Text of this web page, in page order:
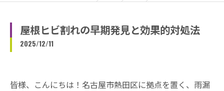
屋根ヒビ割れの早期発見と効果的対処法
2025/12/11
皆様、こんにちは！名古屋市熱田区に拠点を置く、雨漏